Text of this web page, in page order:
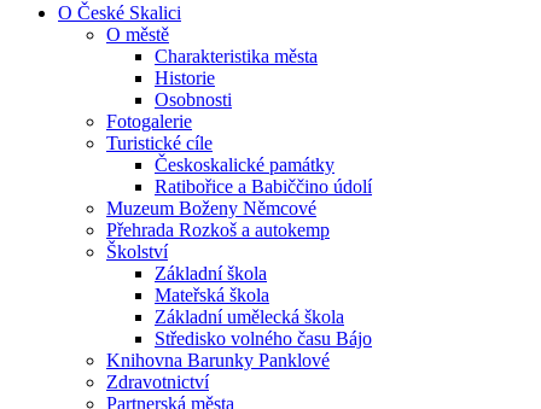
O České Skalici
O městě
Charakteristika města
Historie
Osobnosti
Fotogalerie
Turistické cíle
Českoskalické památky
Ratibořice a Babiččino údolí
Muzeum Boženy Němcové
Přehrada Rozkoš a autokemp
Školství
Základní škola
Mateřská škola
Základní umělecká škola
Středisko volného času Bájo
Knihovna Barunky Panklové
Zdravotnictví
Partnerská města